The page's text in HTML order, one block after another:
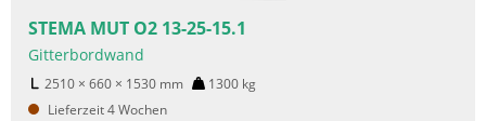
STEMA MUT O2 13-25-15.1
Gitterbordwand
2510 × 660 × 1530 mm 1300 kg
Lieferzeit 4 Wochen